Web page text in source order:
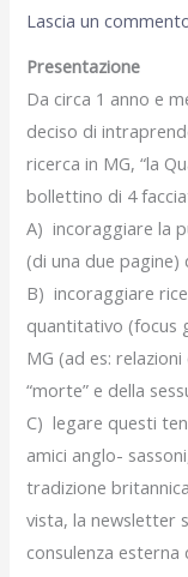
Lascia un
Presentazione
Da circa 1 anno e
deciso di
ricerca in MG, “la
bollettino di 4
A) incoraggiare la
(di una due pagine)
B) incoraggiare
quantitativo (focus
MG (ad es:
“morte” e della
C) legare questi
amici anglo-
tradizione
vista, la newsletter
consulenza